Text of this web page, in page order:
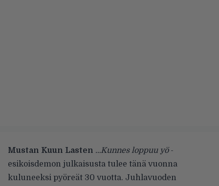
Mustan Kuun Lasten …Kunnes loppuu yö-
esikoisdemon julkaisusta tulee tänä vuonna
kuluneeksi pyöreät 30 vuotta. Juhlavuoden